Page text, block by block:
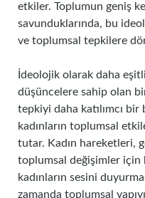
etkiler. Toplumun geniş
savunduklarında, bu
ve toplumsal tepkilere
İdeolojik olarak daha
düşüncelere sahip olan
tepkiyi daha katılımcı
kadınların toplumsal
tutar. Kadın hareketleri,
toplumsal değişimler için
kadınların sesini
zamanda toplumsal